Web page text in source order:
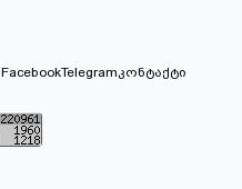
FacebookTelegramკონტაქტი